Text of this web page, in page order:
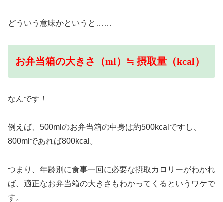
どういう意味かというと……
お弁当箱の大きさ（ml）≒ 摂取量（kcal）
なんです！
例えば、500ml のお弁当箱の中身は約500kcalですし、
800ml であれば800kcal 。
つまり、年齢別に食事一回に必要な摂取カロリーがわかれ
ば、適正なお弁当箱の大きさもわかってくるというワケで
す。